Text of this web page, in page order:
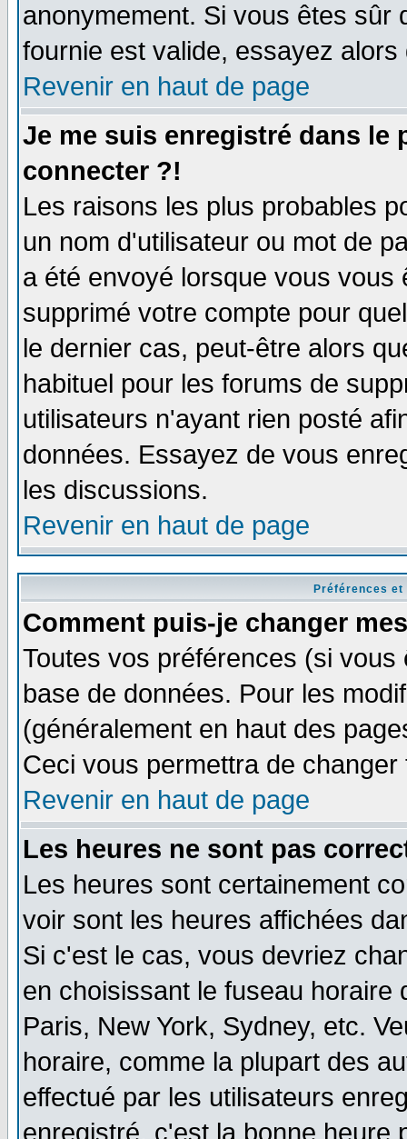
anonymement. Si vous êtes sûr
fournie est valide, essayez
Revenir en haut de page
Je me suis enregistré dans le
connecter ?!
Les raisons les plus probables
un nom d'utilisateur ou mot de
a été envoyé lorsque vous
supprimé votre compte pour
le dernier cas, peut-être alors
habituel pour les forums de
utilisateurs n'ayant rien posté
données. Essayez de vous
les discussions.
Revenir en haut de page
Préférences
Comment puis-je changer
Toutes vos préférences (si
base de données. Pour les
(généralement en haut des
Ceci vous permettra de
Revenir en haut de page
Les heures ne sont pas
Les heures sont certainement
voir sont les heures affichées
Si c'est le cas, vous devriez
en choisissant le fuseau
Paris, New York, Sydney, etc.
horaire, comme la plupart des
effectué par les utilisateurs
enregistré, c'est la bonne heure